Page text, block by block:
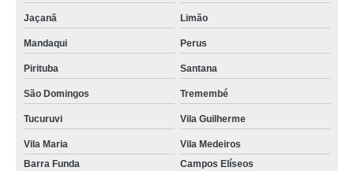
Jaçanã Limão
Mandaqui Perus
Pirituba Santana
São Domingos Tremembé
Tucuruvi Vila Guilherme
Vila Maria
Vila Medeiros
Barra Funda
Campos Elíseos